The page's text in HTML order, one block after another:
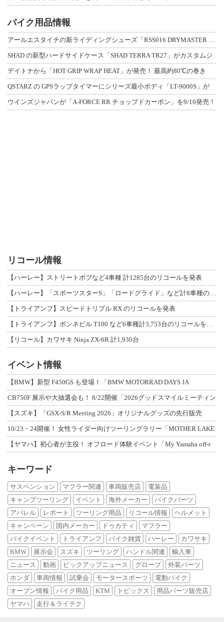
バイク用品情報
アールエスタイチの新ライディングシューズ「RSS016 DRYMASTER スト
SHAD の新型ハードサイドケース「SHAD TERRA TR27」がカスタムジ
デイトナから「HOT GRIP WRAP HEAT」が発売！ 最高約80℃の巻き
QSTARZ の GPSラップタイマーにシリーズ最小ボディ「LT-9000S」が
ウインズジャパンが「A-FORCE RR チョップドカーボン」を9/10発売！
リコール情報
【ハーレー】ストリートボブなど4車種 計1285台のリコールを発表
【ハーレー】「スポーツスターS」「ロードグライド」など計8車種のリコールを発表
【トライアンフ】スピードトリプル RX のリコールを発表
【トライアンフ】ボンネビル T100 など6車種計3,753台のリコールを発表
【リコール】カワサキ Ninja ZX-6R 計1,930台
イベント情報
【BMW】新型 F450GS も登場！「BMW MOTORRAD DAYS JA
CB750F 展示や大抽選会も！ 8/22開催「2026グッドスマイルミーティン
【スズキ】「GSX-S/R Meeting 2026」オリジナルグッズの先行販売
10/23・24開催！ 女性ライダー向けツーリングラリー「MOTHER LAKE
【ヤマハ】初心者が主役！ オフロード体験イベント「My Yamaha off-r
キーワード
サスペンション マフラー関連 車両販売店
電装品
キャンプツーリング
イベント 海外メーカー
バイクパーツ
アパレル
レポート ツーリング用品 リコール情報
ヘルメット
キャンペーン
国内メーカー ドゥカティ
マフラー
バイクイベント
トライアンフ バイク雑貨 ハーレー
カワサキ
BMW
展示会 スズキ ツーリング ハンドル関連
輸入車
ニュース
動画 ピックアップニュース グローブ
外装パーツ
ホンダ
車両情報 試乗会 モータースポーツ
電動バイク
オープン情報
バイク用品 KTM トピックス
用品パーツ販売店
ヤマハ
走行＆ライテク